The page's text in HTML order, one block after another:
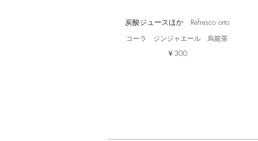
炭酸ジュースほか Refresco orto
コーラ ジンジャエール 烏龍茶
￥300